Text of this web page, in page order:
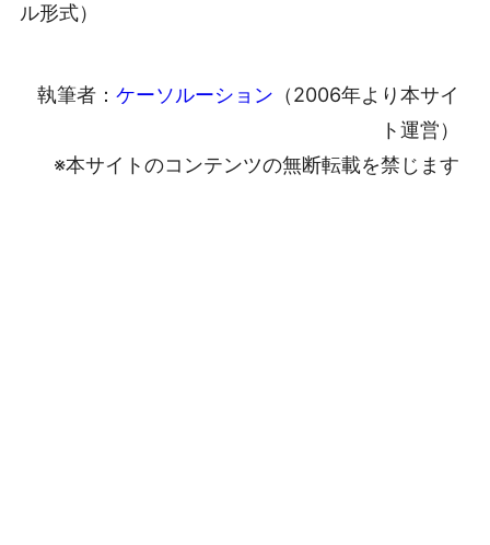
ル形式）
執筆者： ケーソルーション （2006年より本サイ
ト運営）
※本サイトのコンテンツの無断転載を禁じます